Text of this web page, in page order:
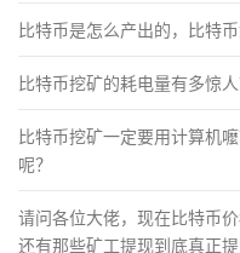
比特币是怎么产出的，比特币
比特币挖矿的耗电量有多惊人
比特币挖矿一定要用计算机
呢？
请问各位大佬，现在比特币
还有那些矿工提现到底真正提